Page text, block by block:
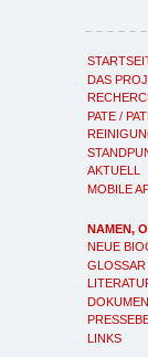
DAS
PATE /
AKTUELL
MOBILE
NAMEN,
NEUE
LINKS